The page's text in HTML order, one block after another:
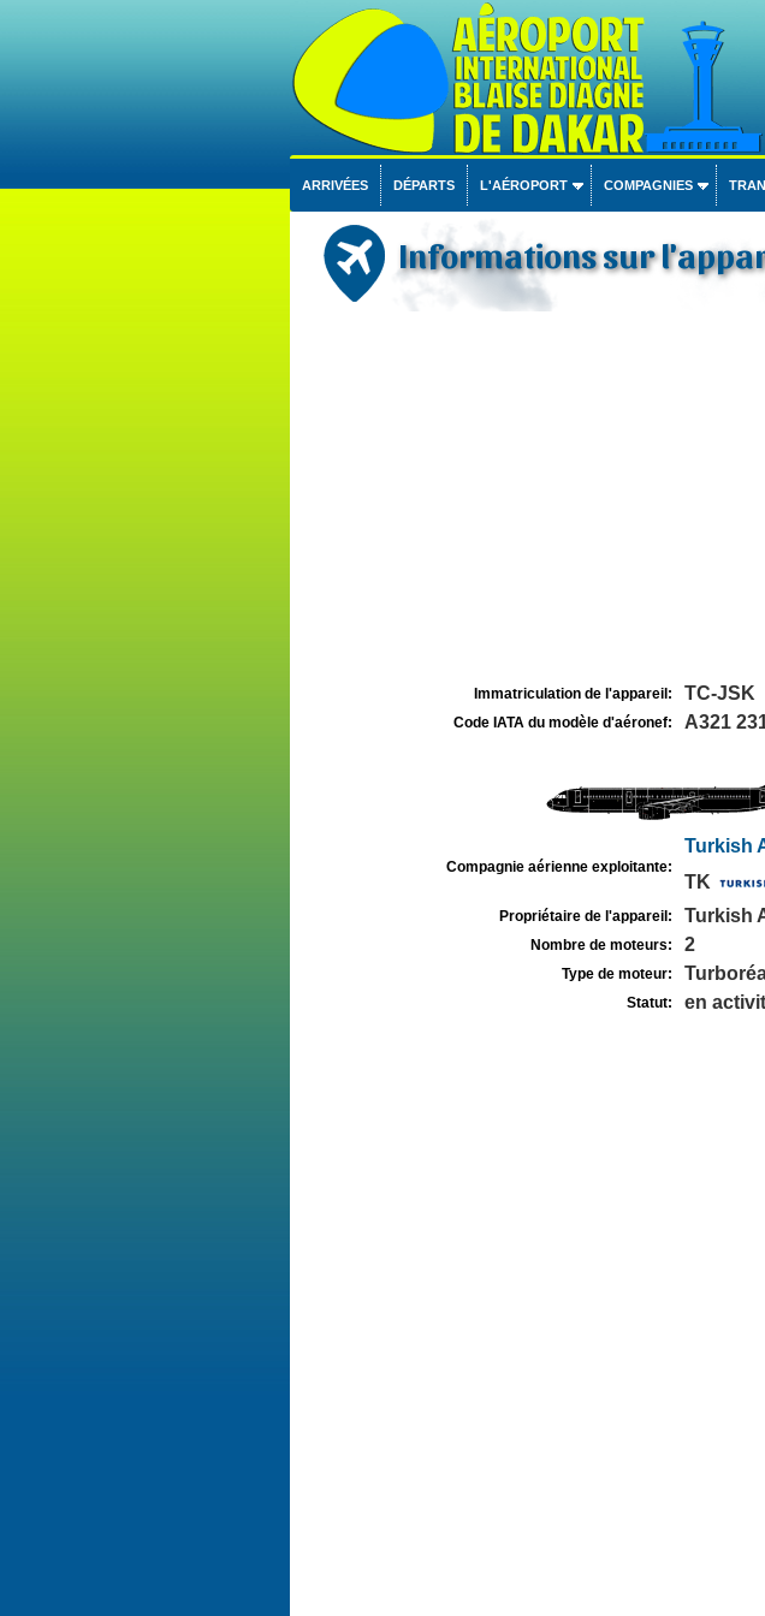
ARRIVÉES DÉPARTS L'AÉROPORT COMPAGNIES
Informations sur
Immatriculation de l'appareil: TC-JSK
Code IATA du modèle d'aéronef: A321
Compagnie aérienne exploitante:
Turkish
TK
Propriétaire de l'appareil: Turkish
Nombre de moteurs: 2
Type de moteur:
Statut: en